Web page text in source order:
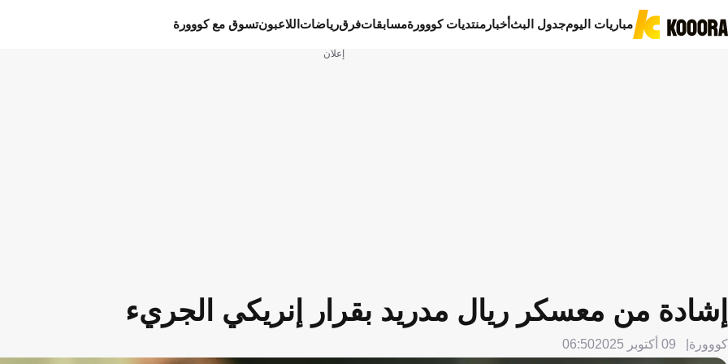
مباريات اليومجدول البثأخبار منتديات كووورةمسابقاتفرقرياضات اللاعبونتسوق مع كووورة
إعلان
إشادة من معسكر ريال مدريد بقرار إنريكي الجريء
كووورة 09 أكتوبر 2025 06:50